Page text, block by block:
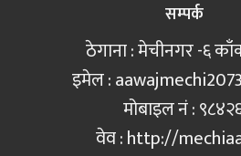
सम्पर्क
ठेगाना : मेचीनगर -६
इमेल :
मोबाइल नं‍ :
वेव : http://